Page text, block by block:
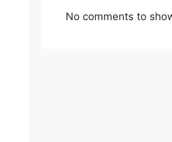
No comments to